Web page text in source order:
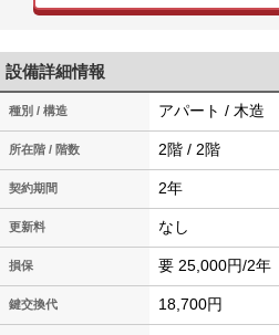
設備詳細情報
種別 / 構造 アパート / 木造
所在階 / 階数 2階 / 2階
契約期間 2年
更新料 なし
損保 要 25,000円/2年
鍵交換代 18,700円